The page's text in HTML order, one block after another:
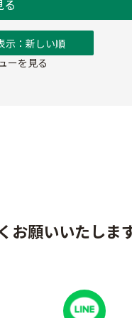
る
示：新しい順
ーを見る
お願いいたしま